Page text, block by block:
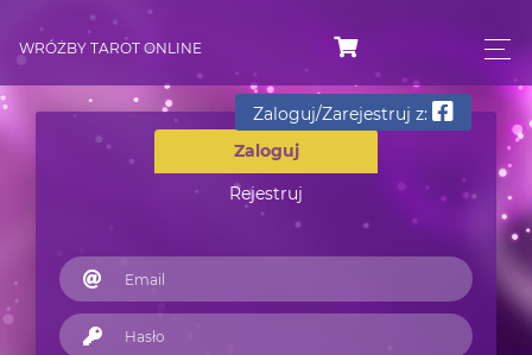
WRÓŻBY TAROT ONLINE
Zaloguj
Rejestruj
Zaloguj/Zarejestruj z: